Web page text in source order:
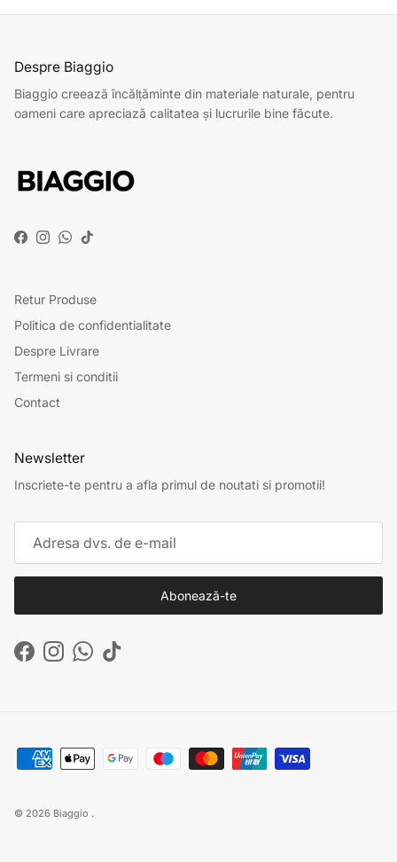
Despre Biaggio
Biaggio creează încălțăminte din materiale naturale, pentru
oameni care apreciază calitatea și lucrurile bine făcute.
Facebook
Instagram
WhatsApp
TikTok
Retur Produse
Politica de confidentialitate
Despre Livrare
Termeni si conditii
Contact
Newsletter
Inscriete-te pentru a afla primul de noutati si promotii!
Abonează-te
FacebookInstagram
WhatsApp
TikTok
© 2026 Biaggio .